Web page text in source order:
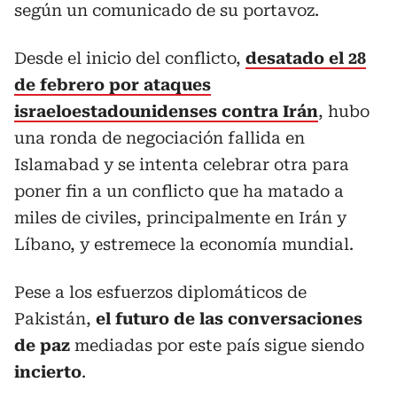
según un comunicado de su portavoz.
Desde el inicio del conflicto, desatado el 28
de febrero por ataques
israeloestadounidenses contra Irán, hubo
una ronda de negociación fallida en
Islamabad y se intenta celebrar otra para
poner fin a un conflicto que ha matado a
miles de civiles, principalmente en Irán y
Líbano, y estremece la economía mundial.
Pese a los esfuerzos diplomáticos de
Pakistán, el futuro de las conversaciones
de paz mediadas por este país sigue siendo
incierto.